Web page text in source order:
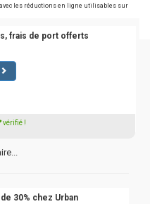
les réductions en ligne utilisables sur
frais de port offerts
vérifié !
30% chez Urban